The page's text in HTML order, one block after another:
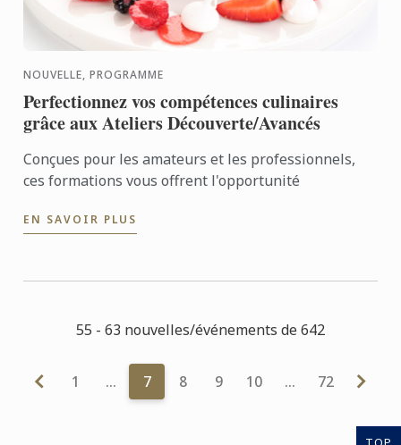
NOUVELLE, PROGRAMME
Perfectionnez vos compétences culinaires
grâce aux Ateliers Découverte/Avancés
Conçues pour les amateurs et les professionnels,
ces formations vous offrent l'opportunité
EN SAVOIR PLUS
55 - 63 nouvelles/événements de 642
1 … 7 8 9 10 … 72